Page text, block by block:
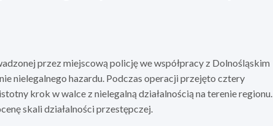
przez miejscową policję we współpracy z Dolnośląskim
nielegalnego hazardu. Podczas operacji przejęto cztery
krok w walce z nielegalną działalnością na terenie regionu.
skali działalności przestępczej.